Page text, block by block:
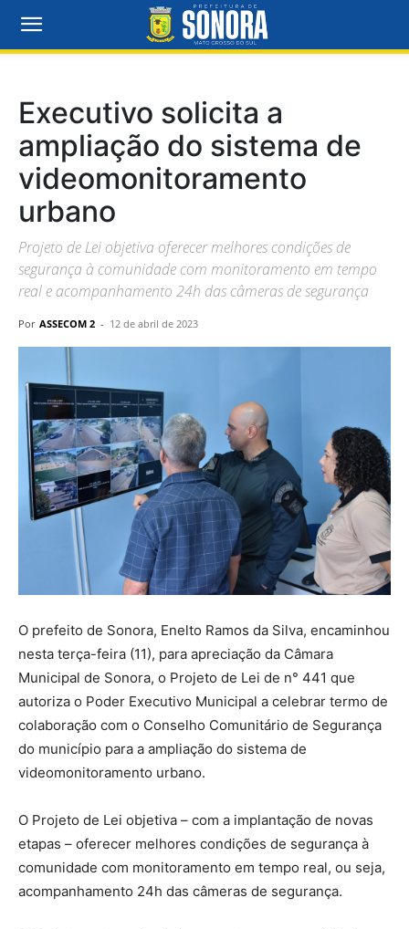
Executivo solicita a
ampliação do sistema de
videomonitoramento
urbano
Projeto de Lei objetiva oferecer melhores condições de
segurança à comunidade com monitoramento em tempo
real e acompanhamento 24h das câmeras de segurança
Por ASSECOM 2 - 12 de abril de 2023
O prefeito de Sonora, Enelto Ramos da Silva, encaminhou
nesta terça-feira (11), para apreciação da Câmara
Municipal de Sonora, o Projeto de Lei de n° 441 que
autoriza o Poder Executivo Municipal a celebrar termo de
colaboração com o Conselho Comunitário de Segurança
do município para a ampliação do sistema de
videomonitoramento urbano.
O Projeto de Lei objetiva – com a implantação de novas
etapas – oferecer melhores condições de segurança à
comunidade com monitoramento em tempo real, ou seja,
acompanhamento 24h das câmeras de segurança.